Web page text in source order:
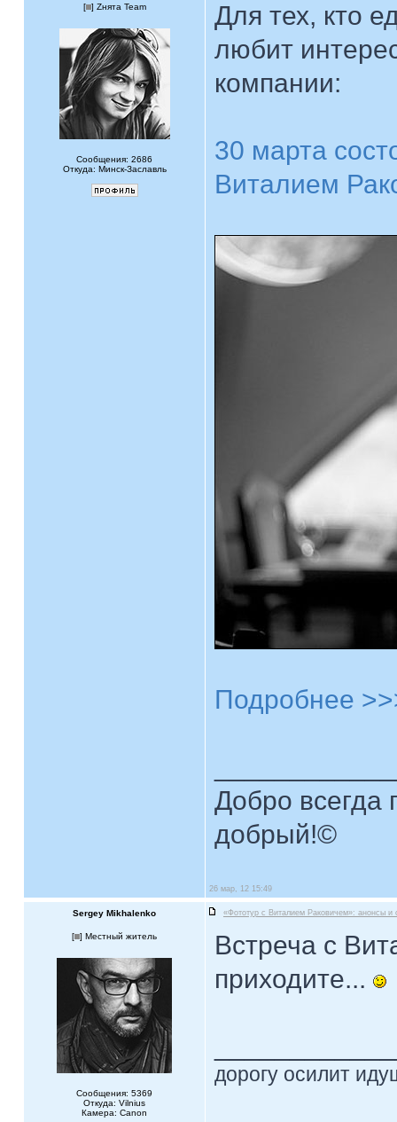
[ ] Zнята Team
Сообщения: 2686
Откуда: Минск-Заславль
Для тех, кто
любит
компании:
30 марта
Виталием
Подробнее
Добро всегда
добрый!©
26 мар, 12 15:49
Sergey Mikhalenko «Фототур с Виталием Раковичем»: анонсы и
[ ] Местный житель
Сообщения: 5369
Откуда: Vilnius
Камера: Canon
Встреча с
приходите...
дорогу осилит